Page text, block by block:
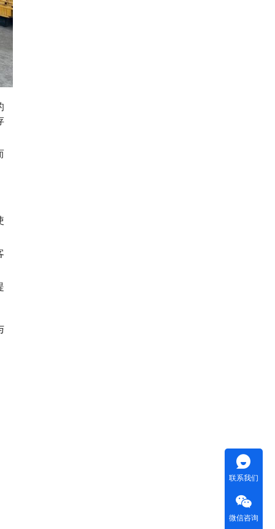
联系我们
微信咨询